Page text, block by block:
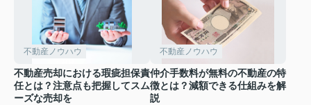
不動産ノウハウ
不動産売却における瑕疵担保責
任とは？注意点も把握してスム
ーズな売却を
不動産ノウハウ
仲介手数料が無料の不動産の特
徴とは？減額できる仕組みを解
説